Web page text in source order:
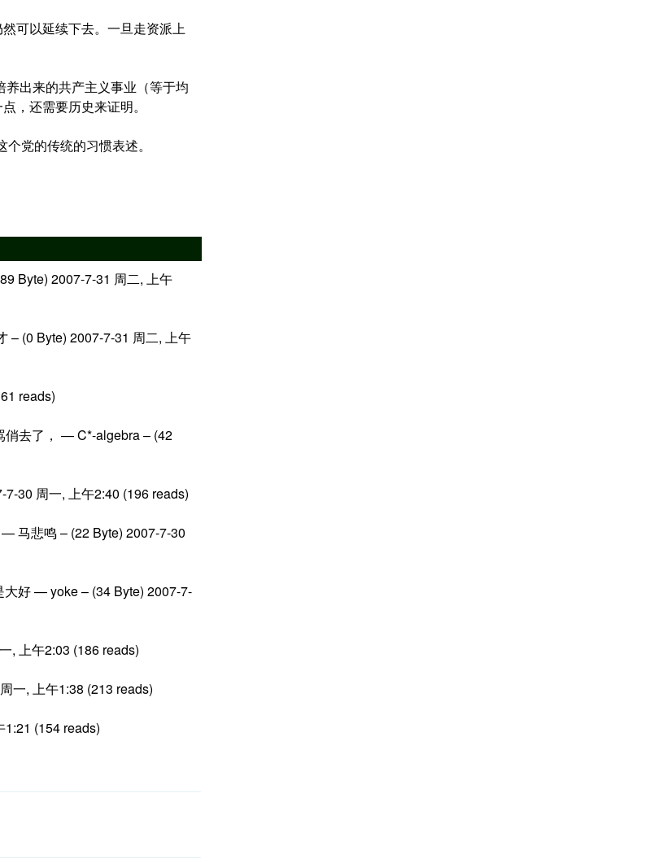
可以延续下去。一旦走资派上
出来的共产主义事业（等于均
，还需要历史来证明。
党的传统的习惯表述。
Byte) 2007-7-31 周二, 上午
– (0 Byte) 2007-7-31 周二, 上午
reads)
俏去了， — C*-algebra – (42
30 周一, 上午2:40 (196 reads)
马悲鸣 – (22 Byte) 2007-7-30
好 — yoke – (34 Byte) 2007-7-
, 上午2:03 (186 reads)
一, 上午1:38 (213 reads)
(154 reads)